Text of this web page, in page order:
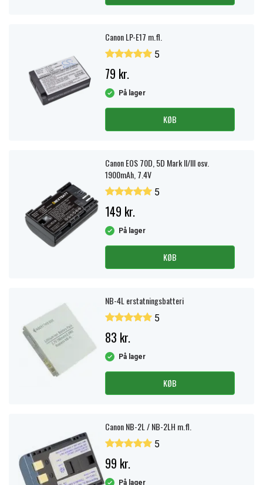
Canon LP-E17 m.fl.
5
79 kr.
På lager
KØB
Canon EOS 70D, 5D Mark II/III osv.
1900mAh, 7.4V
5
149 kr.
På lager
KØB
NB-4L erstatningsbatteri
5
83 kr.
På lager
KØB
Canon NB-2L / NB-2LH m.fl.
5
99 kr.
På lager